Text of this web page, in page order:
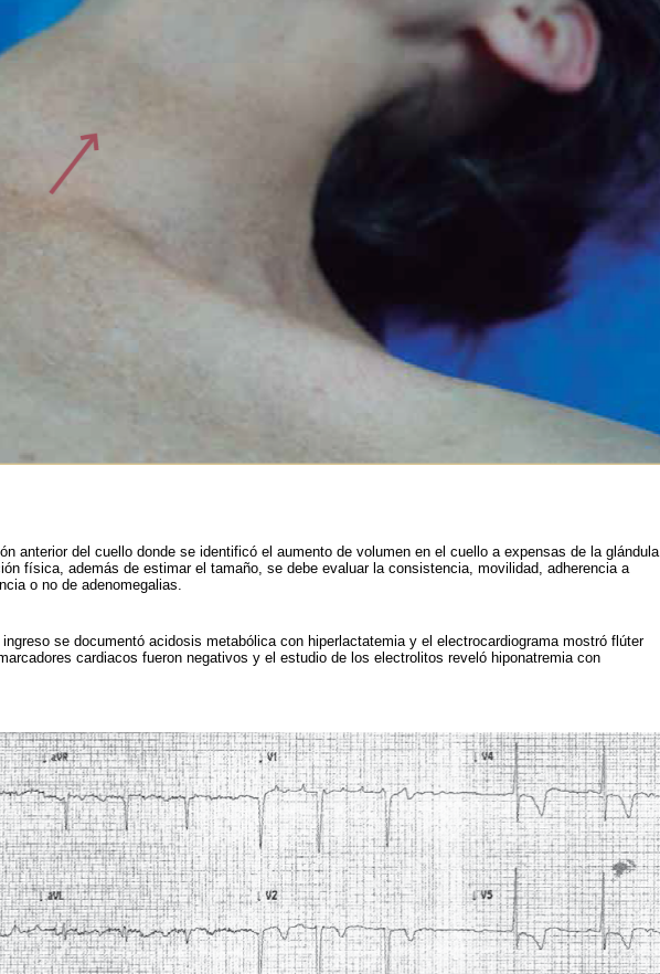
anterior del cuello donde se identificó el aumento de volumen en el cuello a expensas de la glándula
física, además de estimar el tamaño, se debe evaluar la consistencia, movilidad, adherencia a
o no de adenomegalias.
se documentó acidosis metabólica con hiperlactatemia y el electrocardiograma mostró flúter
cardiacos fueron negativos y el estudio de los electrolitos reveló hiponatremia con